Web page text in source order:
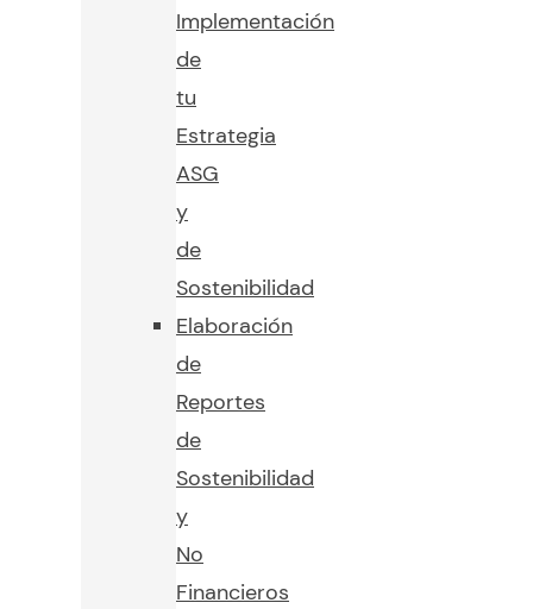
Implementación
de
tu
Estrategia
ASG
y
de
Sostenibilidad
Elaboración
de
Reportes
de
Sostenibilidad
y
No
Financieros